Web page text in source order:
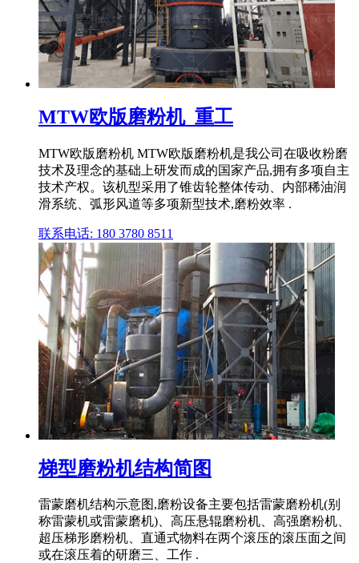
MTW欧版磨粉机_重工
MTW欧版磨粉机 MTW欧版磨粉机是我公司在吸收粉磨
技术及理念的基础上研发而成的国家产品,拥有多项自主
技术产权。该机型采用了锥齿轮整体传动、内部稀油润
滑系统、弧形风道等多项新型技术,磨粉效率 .
联系电话: 180 3780 8511
梯型磨粉机结构简图
雷蒙磨机结构示意图,磨粉设备主要包括雷蒙磨粉机(别
称雷蒙机或雷蒙磨机)、高压悬辊磨粉机、高强磨粉机、
超压梯形磨粉机、直通式物料在两个滚压的滚压面之间
或在滚压着的研磨三、工作 .